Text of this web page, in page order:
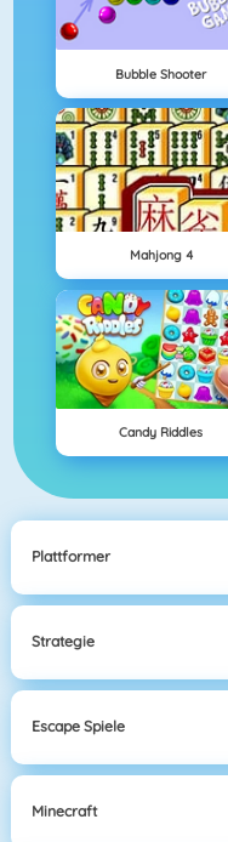
Bubble Shooter
Mahjong 4
Candy Riddles
Plattformer
Strategie
Escape Spiele
Minecraft